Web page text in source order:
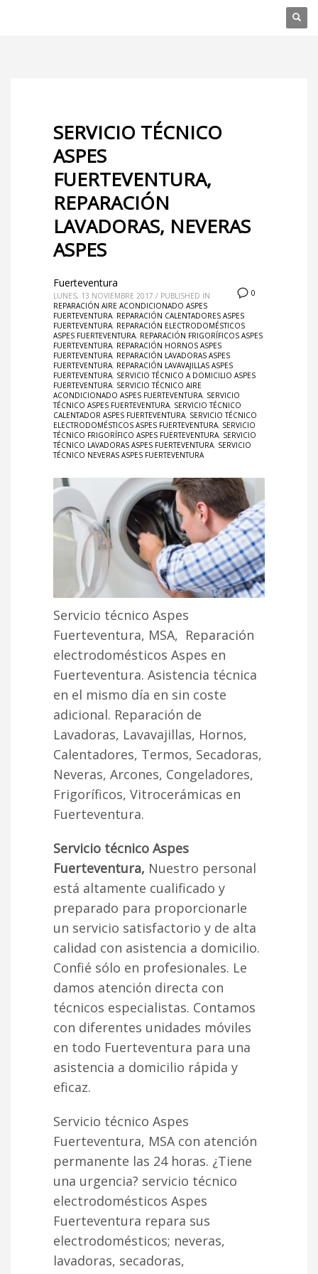
SERVICIO TÉCNICO
ASPES
FUERTEVENTURA,
REPARACIÓN
LAVADORAS, NEVERAS
ASPES
0
Fuerteventura
LUNES, 13 NOVIEMBRE 2017 / PUBLISHED IN
REPARACIÓN AIRE ACONDICIONADO ASPES
FUERTEVENTURA, REPARACIÓN CALENTADORES ASPES
FUERTEVENTURA, REPARACIÓN ELECTRODOMÉSTICOS
ASPES FUERTEVENTURA, REPARACIÓN FRIGORÍFICOS ASPES
FUERTEVENTURA, REPARACIÓN HORNOS ASPES
FUERTEVENTURA, REPARACIÓN LAVADORAS ASPES
FUERTEVENTURA, REPARACIÓN LAVAVAJILLAS ASPES
FUERTEVENTURA, SERVICIO TÉCNICO A DOMICILIO ASPES
FUERTEVENTURA, SERVICIO TÉCNICO AIRE
ACONDICIONADO ASPES FUERTEVENTURA, SERVICIO
TÉCNICO ASPES FUERTEVENTURA, SERVICIO TÉCNICO
CALENTADOR ASPES FUERTEVENTURA, SERVICIO TÉCNICO
ELECTRODOMÉSTICOS ASPES FUERTEVENTURA, SERVICIO
TÉCNICO FRIGORÍFICO ASPES FUERTEVENTURA, SERVICIO
TÉCNICO LAVADORAS ASPES FUERTEVENTURA, SERVICIO
TÉCNICO NEVERAS ASPES FUERTEVENTURA
Servicio técnico Aspes
Fuerteventura, MSA, Reparación
electrodomésticos Aspes en
Fuerteventura. Asistencia técnica
en el mismo día en sin coste
adicional. Reparación de
Lavadoras, Lavavajillas, Hornos,
Calentadores, Termos, Secadoras,
Neveras, Arcones, Congeladores,
Frigoríficos, Vitrocerámicas en
Fuerteventura.
Servicio técnico Aspes
Fuerteventura, Nuestro personal
está altamente cualificado y
preparado para proporcionarle
un servicio satisfactorio y de alta
calidad con asistencia a domicilio.
Confié sólo en profesionales. Le
damos atención directa con
técnicos especialistas. Contamos
con diferentes unidades móviles
en todo Fuerteventura para una
asistencia a domicilio rápida y
eficaz.
Servicio técnico Aspes
Fuerteventura, MSA con atención
permanente las 24 horas. ¿Tiene
una urgencia? servicio técnico
electrodomésticos Aspes
Fuerteventura repara sus
electrodomésticos; neveras,
lavadoras, secadoras,